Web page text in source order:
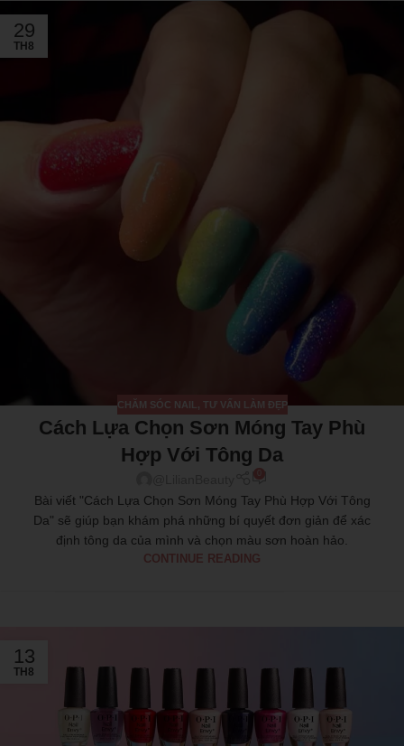
29
TH8
CHĂM SÓC NAIL , TƯ VẤN LÀM ĐẸP
Cách Lựa Chọn Sơn Móng Tay Phù
Hợp Với Tông Da
Bài viết "Cách Lựa Chọn Sơn Móng Tay Phù Hợp Với Tông
Da" sẽ giúp bạn khám phá những bí quyết đơn giản để xác
định tông da của mình và chọn màu sơn hoàn hảo.
CONTINUE READING
13
TH8